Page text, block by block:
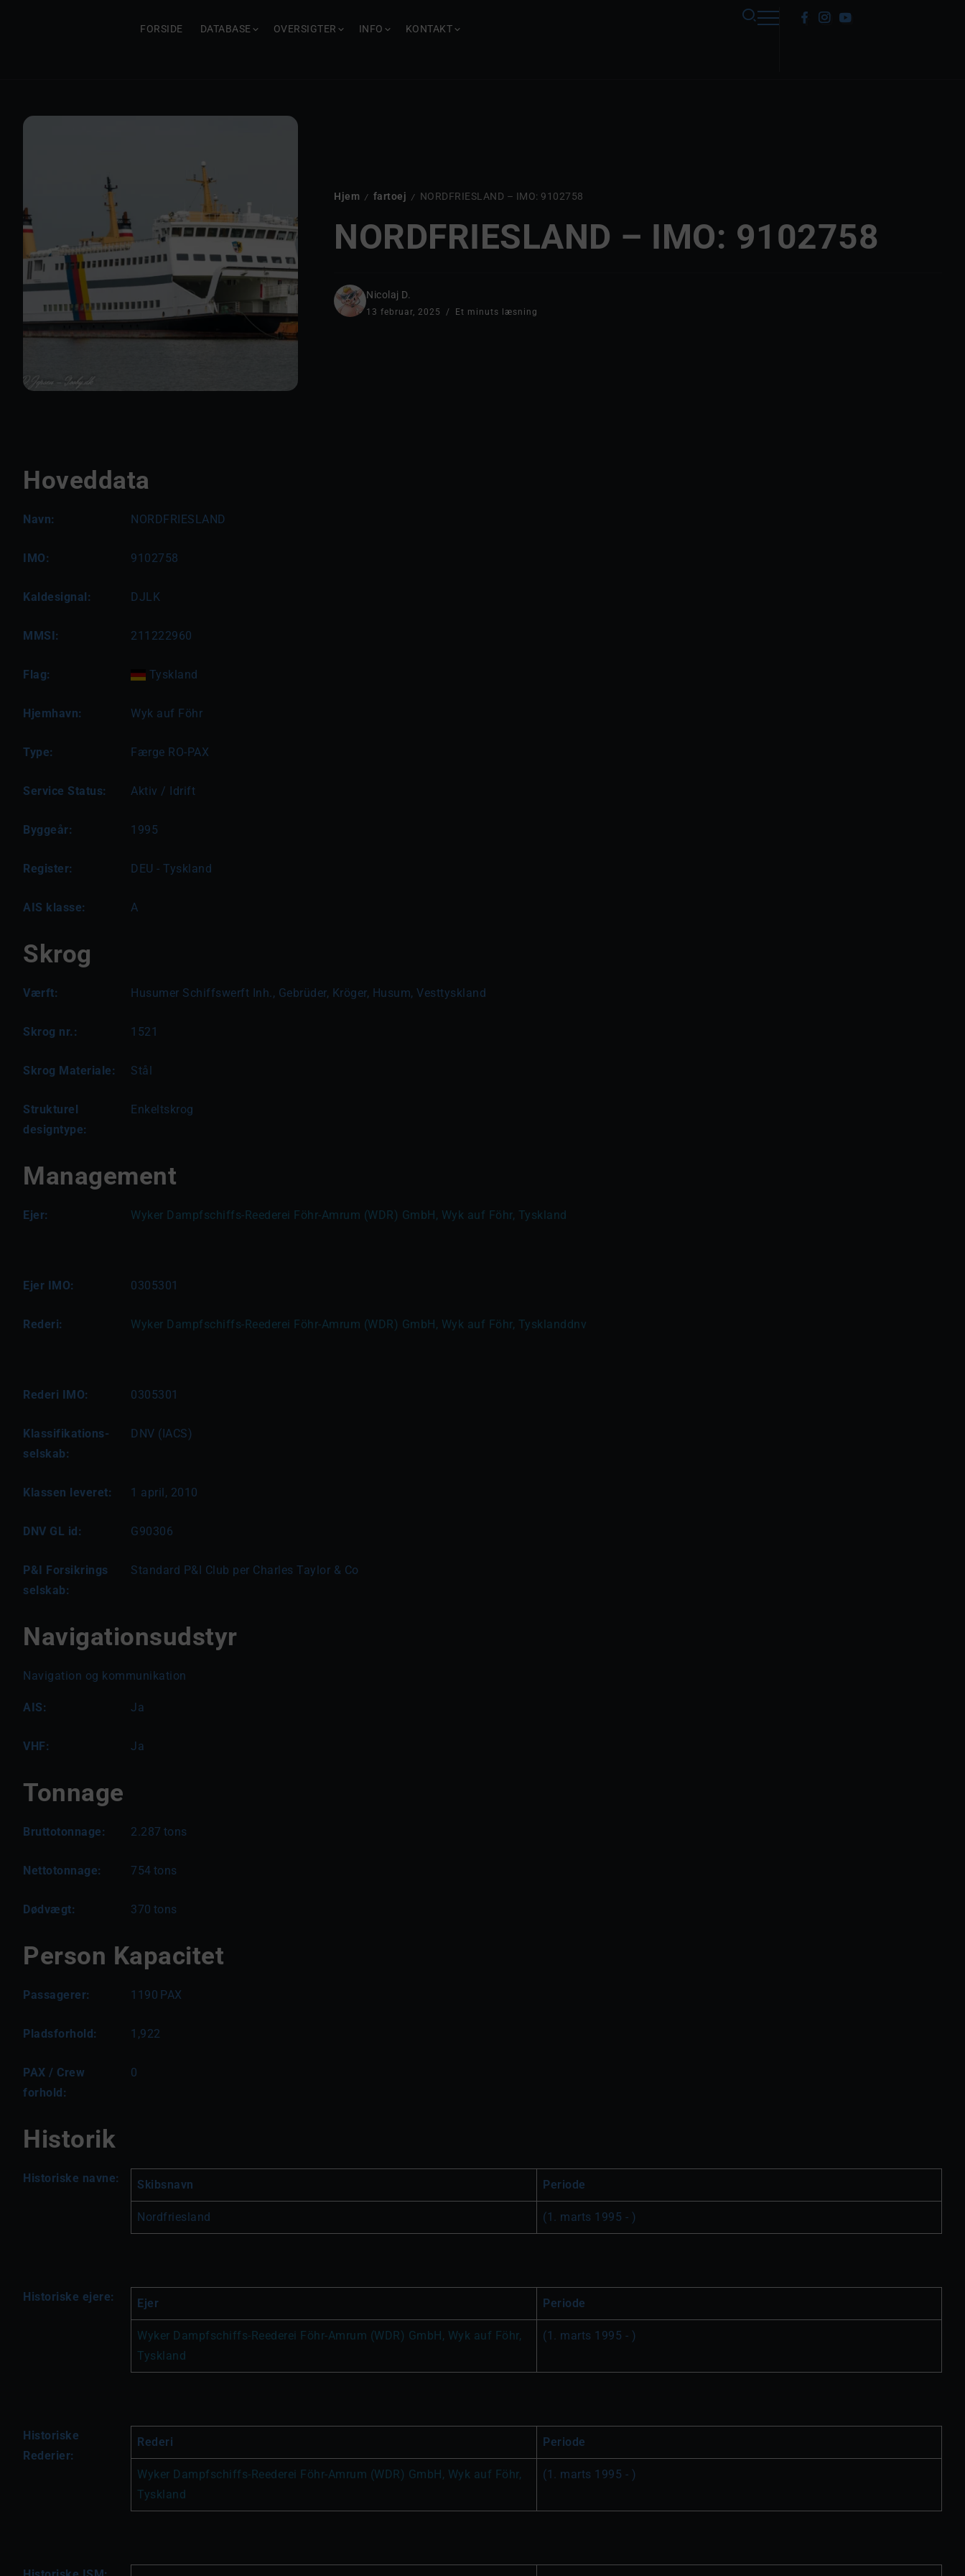
FORSIDE DATABASE OVERSIGTER INFO KONTAKT
Hjem / fartoej / NORDFRIESLAND – IMO: 9102758
NORDFRIESLAND – IMO: 9102758
Nicolaj D.
13 februar, 2025 Et minuts læsning
Hoveddata
Navn: NORDFRIESLAND
IMO: 9102758
Kaldesignal: DJLK
MMSI: 211222960
Flag: Tyskland
Hjemhavn: Wyk auf Föhr
Type: Færge RO-PAX
Service Status: Aktiv / Idrift
Byggeår: 1995
Register: DEU - Tyskland
AIS klasse: A
Skrog
Værft: Husumer Schiffswerft Inh., Gebrüder, Kröger, Husum, Vesttyskland
Skrog nr.: 1521
Skrog Materiale: Stål
Strukturel
designtype:
Enkeltskrog
Management
Ejer: Wyker Dampfschiffs-Reederei Föhr-Amrum (WDR) GmbH, Wyk auf Föhr, Tyskland
Ejer IMO: 0305301
Rederi: Wyker Dampfschiffs-Reederei Föhr-Amrum (WDR) GmbH, Wyk auf Föhr, Tysklanddnv
Rederi IMO: 0305301
Klassifikations-
selskab:
DNV (IACS)
Klassen leveret: 1 april, 2010
DNV GL id: G90306
P&I Forsikrings
selskab:
Standard P&I Club per Charles Taylor & Co
Navigationsudstyr
Navigation og kommunikation
AIS: Ja
VHF: Ja
Tonnage
Bruttotonnage: 2.287 tons
Nettotonnage: 754 tons
Dødvægt: 370 tons
Person Kapacitet
Passagerer: 1190 PAX
Pladsforhold: 1,922
PAX / Crew
forhold:
0
Historik
Historiske navne: Skibsnavn Periode
Nordfriesland (1. marts 1995 - )
Historiske ejere: Ejer Periode
Wyker Dampfschiffs-Reederei Föhr-Amrum (WDR) GmbH, Wyk auf Föhr,
Tyskland
(1. marts 1995 - )
Historiske
Rederier:
Rederi Periode
Wyker Dampfschiffs-Reederei Föhr-Amrum (WDR) GmbH, Wyk auf Föhr,
Tyskland
(1. marts 1995 - )